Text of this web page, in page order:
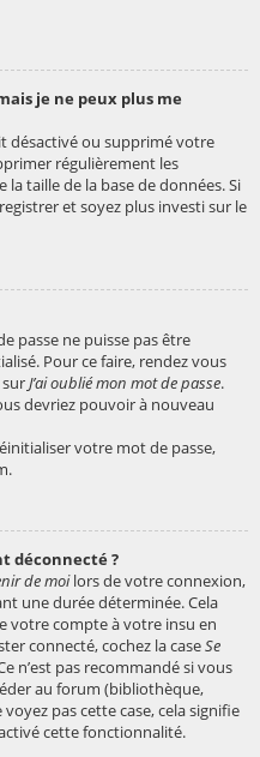
je ne peux plus me
désactivé ou supprimé votre
régulièrement les
taille de la base de données. Si
et soyez plus investi sur le
passe ne puisse pas être
Pour ce faire, rendez vous
J’ai oublié mon mot de passe.
devriez pouvoir à nouveau
votre mot de passe,
déconnecté ?
de moilors de votre connexion,
une durée déterminée. Cela
votre compte à votre insu en
connecté, cochez la caseSe
n’est pas recommandé si vous
au forum (bibliothèque,
pas cette case, cela signifie
cette fonctionnalité.